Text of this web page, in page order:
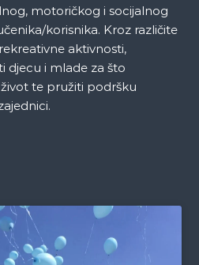
motoričkog i socijalnog
korisnika. Kroz različite
aktivnosti,
djecu i mlade za što
te pružiti podršku